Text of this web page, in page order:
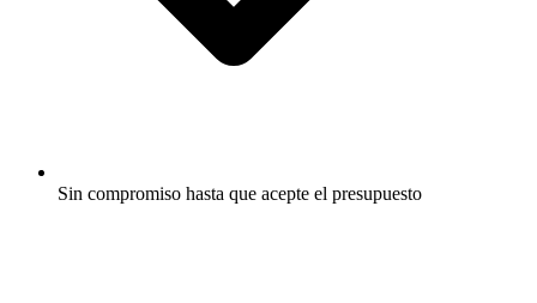
Sin compromiso hasta que acepte el presupuesto